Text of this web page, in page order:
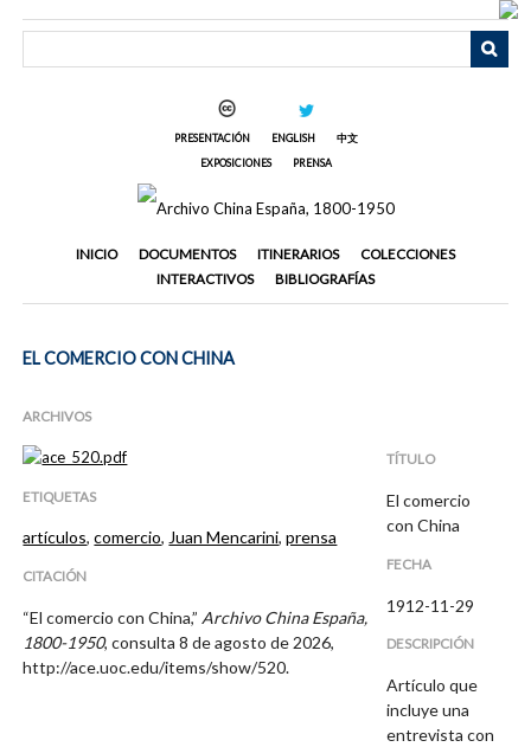
PRESENTACIÓN ENGLISH
中文
EXPOSICIONES
PRENSA
INICIO DOCUMENTOS ITINERARIOS
COLECCIONES
INTERACTIVOS
BIBLIOGRAFÍAS
EL COMERCIO CON CHINA
ARCHIVOS
ETIQUETAS
artículos,comercio,Juan Mencarini,prensa
CITACIÓN
“El comercio con China,” Archivo China España,
1800-1950, consulta 8 de agosto de 2026,
http://ace.uoc.edu/items/show/520.
TÍTULO
El comercio
con China
FECHA
1912-11-29
DESCRIPCIÓN
Artículo que
incluye una
entrevista con